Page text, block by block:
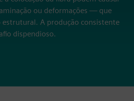
ou deformações — que
estrutural. A produção consistente
dispendioso.